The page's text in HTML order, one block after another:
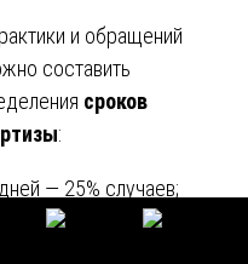
и обращений
составить
сроков
:
— 25% случаев;
2 месяцев — 30%